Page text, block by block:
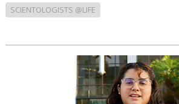
SCIENTOLOGISTS @LIFE